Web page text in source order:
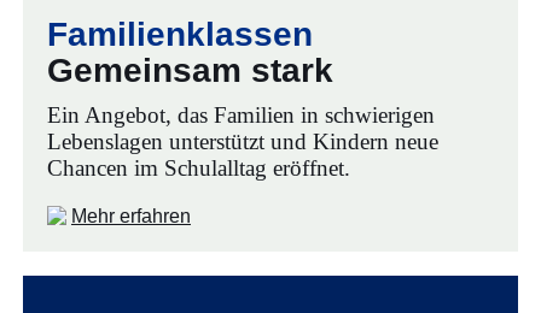
Familienklassen
Gemeinsam stark
Ein Angebot, das Familien in schwierigen
Lebenslagen unterstützt und Kindern neue
Chancen im Schulalltag eröffnet.
Mehr erfahren